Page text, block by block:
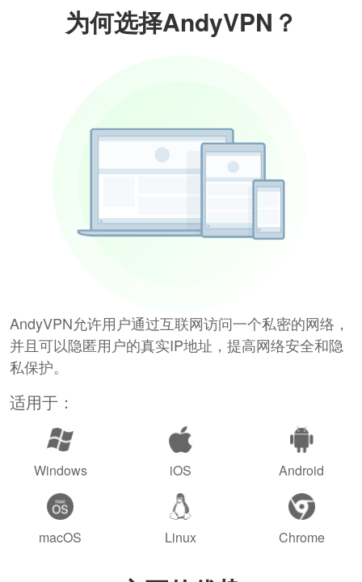
为何选择AndyVPN？
AndyVPN允许用户通过互联网访问一个私密的网络，
并且可以隐匿用户的真实IP地址，提高网络安全和隐
私保护。
适用于：
Windows iOS Android
macOS Linux Chrome